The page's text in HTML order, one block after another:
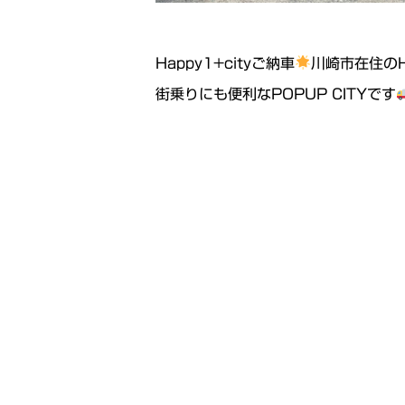
Happy1+cityご納車 川崎市在住の
街乗りにも便利なPOPUP CITYです